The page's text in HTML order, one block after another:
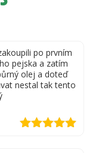
po prvním
pejska a zatím
olej a doteď
nestal tak tento